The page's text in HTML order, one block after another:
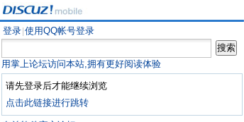
登录 使用QQ帐号登录
用掌上论坛访问本站,拥有更好阅读体验
请先登录后才能继续浏览
点击此链接进行跳转